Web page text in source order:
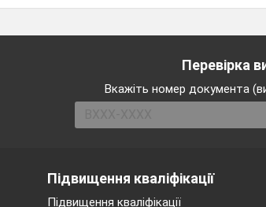
Перевірка
Вкажіть номер документа
Підвищення кваліфікації
Підвищення кваліфікації